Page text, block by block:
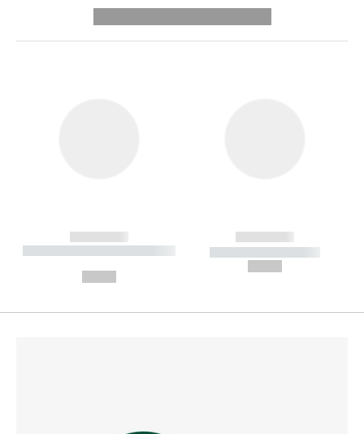
------------
----------- ----------- --------
------------
----------- -----------